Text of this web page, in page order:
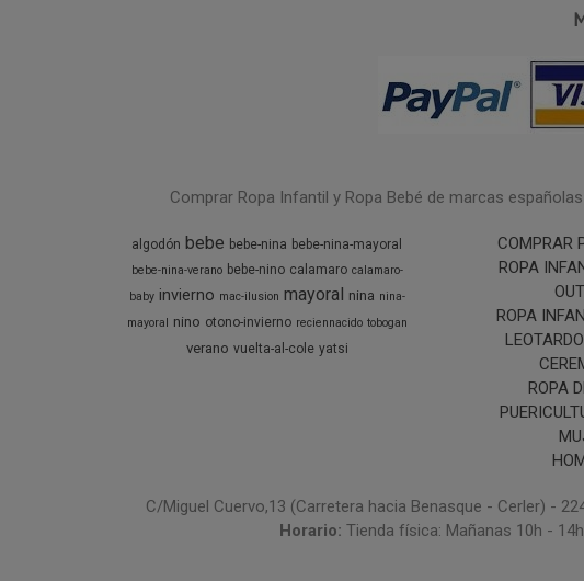
Comprar Ropa Infantil y Ropa Bebé de marcas
algodón bebe bebe-nina bebe-nina-mayoral
bebe-nina-verano bebe-nino calamaro calamaro-
baby invierno mac-ilusion mayoral nina nina-
mayoral
nino otono-invierno reciennacido tobogan
verano vuelta-al-cole yatsi
COMPRAR
ROPA
ROPA
ROPA
C/Miguel Cuervo,13 (Carretera hacia Benasque - Cerler) -
Horario:Tienda física: Mañanas 10h -